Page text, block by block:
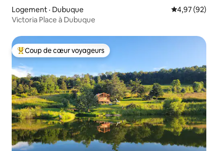
Logement · Dubuque Note
4,97 (92)
Victoria Place à Dubuque
Coup de cœur voyageurs parmi les plus aimés
Coup de cœur voyageurs